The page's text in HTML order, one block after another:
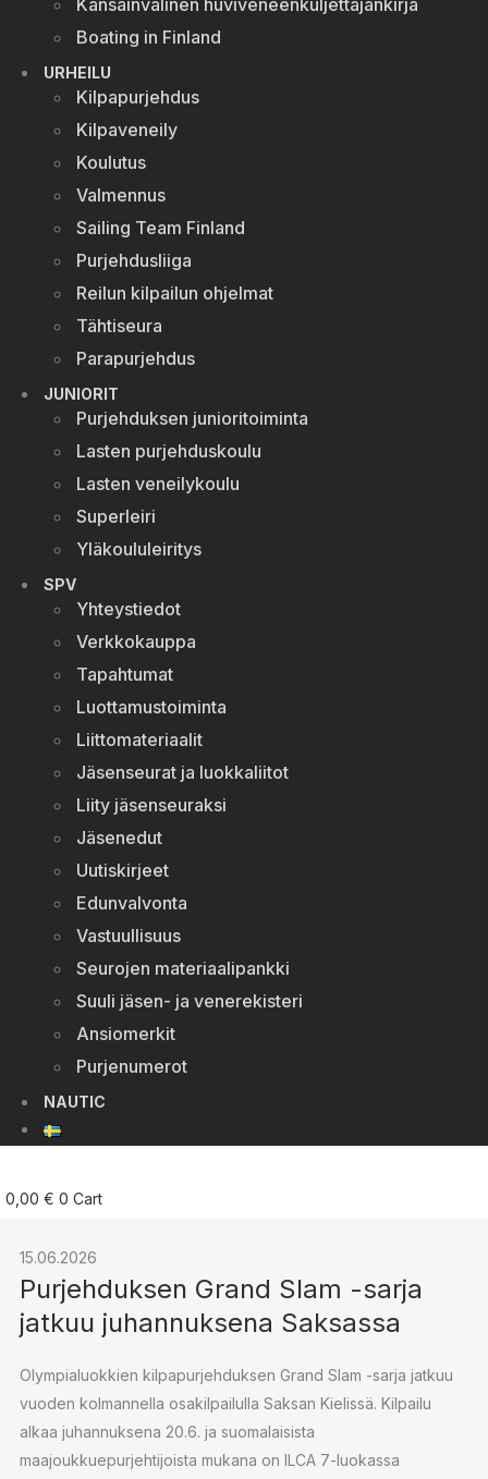
Kansainvälinen huviveneenkuljettajankirja
Boating in Finland
URHEILU
Kilpapurjehdus
Kilpaveneily
Koulutus
Valmennus
Sailing Team Finland
Purjehdusliiga
Reilun kilpailun ohjelmat
Tähtiseura
Parapurjehdus
JUNIORIT
Purjehduksen junioritoiminta
Lasten purjehduskoulu
Lasten veneilykoulu
Superleiri
Yläkoululeiritys
SPV
Yhteystiedot
Verkkokauppa
Tapahtumat
Luottamustoiminta
Liittomateriaalit
Jäsenseurat ja luokkaliitot
Liity jäsenseuraksi
Jäsenedut
Uutiskirjeet
Edunvalvonta
Vastuullisuus
Seurojen materiaalipankki
Suuli jäsen- ja venerekisteri
Ansiomerkit
Purjenumerot
NAUTIC
0,00 € 0 Cart
15.06.2026
Purjehduksen Grand Slam -sarja
jatkuu juhannuksena Saksassa
Olympialuokkien kilpapurjehduksen Grand Slam -sarja jatkuu
vuoden kolmannella osakilpailulla Saksan Kielissä. Kilpailu
alkaa juhannuksena 20.6. ja suomalaisista
maajoukkuepurjehtijoista mukana on ILCA 7-luokassa